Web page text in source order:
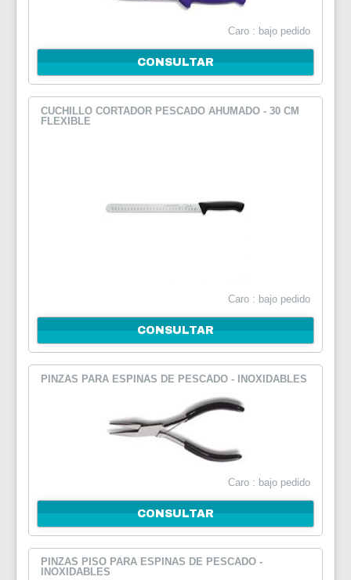
Caro : bajo pedido
CONSULTAR
CUCHILLO CORTADOR PESCADO AHUMADO - 30 CM
FLEXIBLE
Caro : bajo pedido
CONSULTAR
PINZAS PARA ESPINAS DE PESCADO - INOXIDABLES
Caro : bajo pedido
CONSULTAR
PINZAS PISO PARA ESPINAS DE PESCADO -
INOXIDABLES